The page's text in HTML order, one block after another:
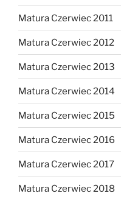
Matura Czerwiec 2011
Matura Czerwiec 2012
Matura Czerwiec 2013
Matura Czerwiec 2014
Matura Czerwiec 2015
Matura Czerwiec 2016
Matura Czerwiec 2017
Matura Czerwiec 2018